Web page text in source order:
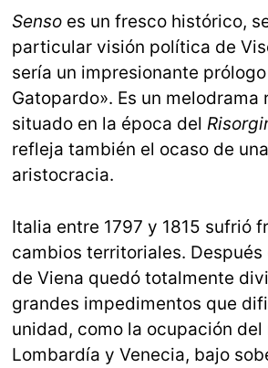
Senso es un fresco histórico,
particular visión política de
sería un impresionante prólogo
Gatopardo». Es un melodrama
situado en la época del
refleja también el ocaso de
aristocracia.
Italia entre 1797 y 1815 sufrió
cambios territoriales. Después
de Viena quedó totalmente
grandes impedimentos que
unidad, como la ocupación del
Lombardía y Venecia, bajo